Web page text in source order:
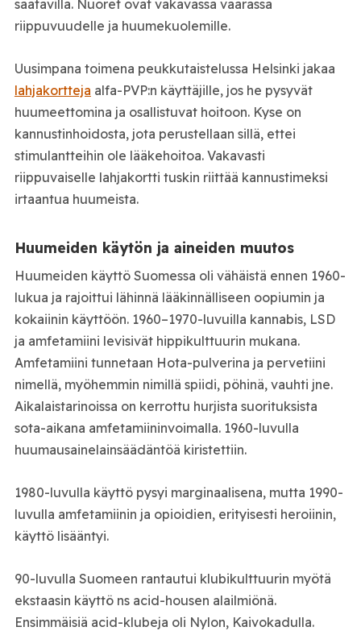
saatavilla. Nuoret ovat vakavassa vaarassa
riippuvuudelle ja huumekuolemille.
Uusimpana toimena peukkutaistelussa Helsinki jakaa
lahjakortteja alfa-PVP:n käyttäjille, jos he pysyvät
huumeettomina ja osallistuvat hoitoon. Kyse on
kannustinhoidosta, jota perustellaan sillä, ettei
stimulantteihin ole lääkehoitoa. Vakavasti
riippuvaiselle lahjakortti tuskin riittää kannustimeksi
irtaantua huumeista.
Huumeiden käytön ja aineiden muutos
Huumeiden käyttö Suomessa oli vähäistä ennen 1960-
lukua ja rajoittui lähinnä lääkinnälliseen oopiumin ja
kokaiinin käyttöön. 1960–1970-luvuilla kannabis, LSD
ja amfetamiini levisivät hippikulttuurin mukana.
Amfetamiini tunnetaan Hota-pulverina ja pervetiini
nimellä, myöhemmin nimillä spiidi, pöhinä, vauhti jne.
Aikalaistarinoissa on kerrottu hurjista suorituksista
sota-aikana amfetamiininvoimalla. 1960-luvulla
huumausainelainsäädäntöä kiristettiin.
1980-luvulla käyttö pysyi marginaalisena, mutta 1990-
luvulla amfetamiinin ja opioidien, erityisesti heroiinin,
käyttö lisääntyi.
90-luvulla Suomeen rantautui klubikulttuurin myötä
ekstaasin käyttö ns acid-housen alailmiönä.
Ensimmäisiä acid-klubeja oli Nylon, Kaivokadulla.